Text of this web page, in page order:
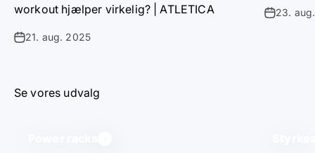
workout hjælper virkelig? | ATLETICA
21. aug. 2025
23.
Se vores udvalg